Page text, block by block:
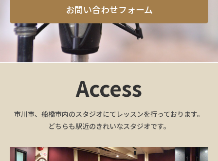
お問い合わせフォーム
Access
市川市、船橋市内のスタジオにてレッスンを行っております。
どちらも駅近のきれいなスタジオです。